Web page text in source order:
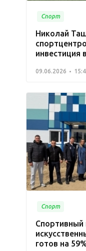
Спорт
Николай
инвестиция
09.06.2026
Спорт
Спортивный
готов на